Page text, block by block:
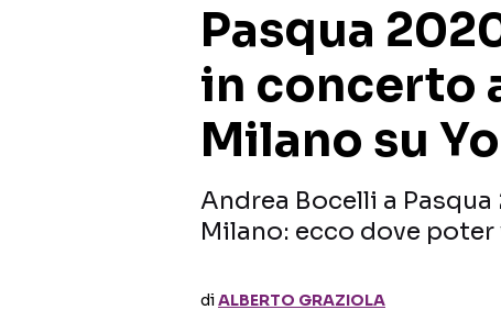
Pasqua
in concerto
Milano su
Andrea Bocelli a
Milano: ecco dove
diALBERTO GRAZIOLA